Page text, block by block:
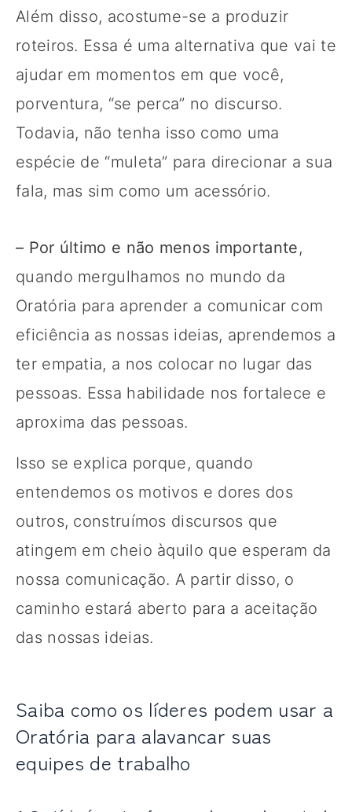
Além disso, acostume-se a produzir
roteiros. Essa é uma alternativa que vai te
ajudar em momentos em que você,
porventura, “se perca” no discurso.
Todavia, não tenha isso como uma
espécie de “muleta” para direcionar a sua
fala, mas sim como um acessório.
– Por último e não menos importante,
quando mergulhamos no mundo da
Oratória para aprender a comunicar com
eficiência as nossas ideias, aprendemos a
ter empatia, a nos colocar no lugar das
pessoas. Essa habilidade nos fortalece e
aproxima das pessoas.
Isso se explica porque, quando
entendemos os motivos e dores dos
outros, construímos discursos que
atingem em cheio àquilo que esperam da
nossa comunicação. A partir disso, o
caminho estará aberto para a aceitação
das nossas ideias.
Saiba como os líderes podem usar a
Oratória para alavancar suas
equipes de trabalho